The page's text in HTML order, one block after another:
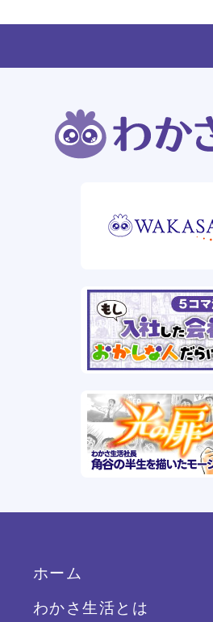
ホーム
わかさ生活とは